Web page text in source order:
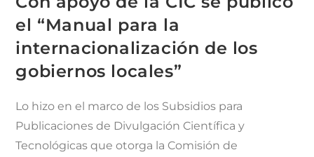
el “Manual para la
internacionalización de los
gobiernos locales”
Lo hizo en el marco de los Subsidios para
Publicaciones de Divulgación Científica y
Tecnológicas que otorga la Comisión de